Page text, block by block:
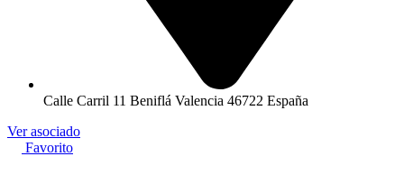
Calle Carril 11 Beniflá Valencia 46722 España
Ver asociado
Favorito